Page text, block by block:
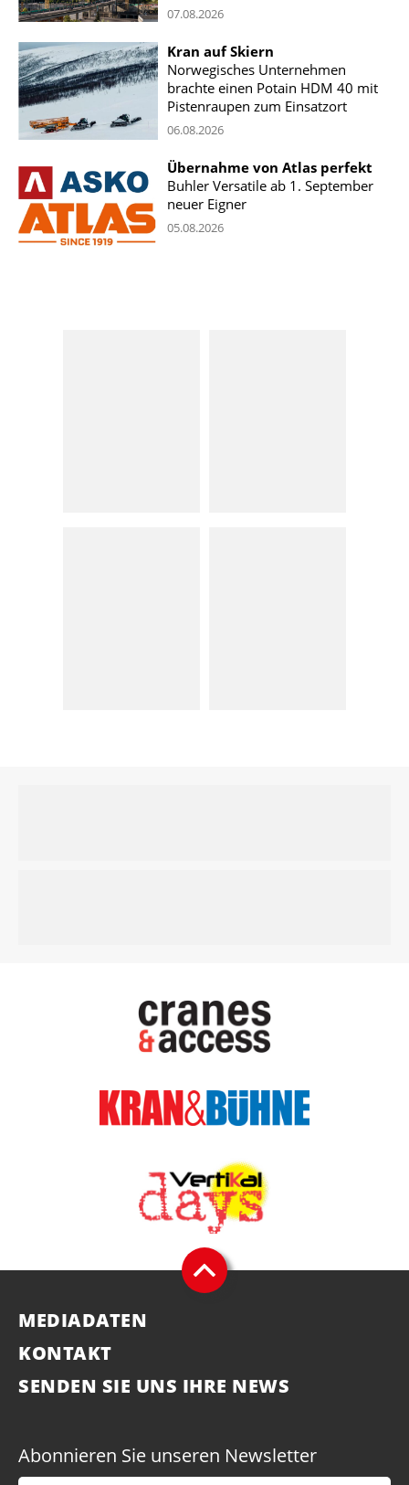
07.08.2026
Kran auf Skiern
Norwegisches Unternehmen
brachte einen Potain HDM 40 mit
Pistenraupen zum Einsatzort
06.08.2026
Übernahme von Atlas perfekt
Buhler Versatile ab 1. September
neuer Eigner
05.08.2026
MEDIADATEN
KONTAKT
SENDEN SIE UNS IHRE NEWS
Abonnieren Sie unseren Newsletter